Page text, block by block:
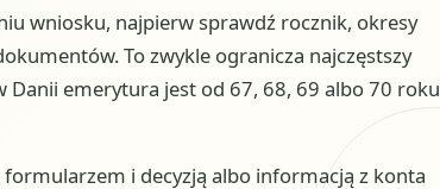
wniosku, najpierw sprawdź rocznik, okresy
To zwykle ogranicza najczęstszy
Danii emerytura jest od 67, 68, 69 albo 70 roku
i decyzją albo informacją z konta